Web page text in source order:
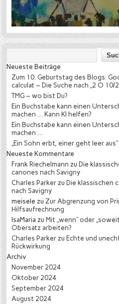
Neueste Beiträge
Zum 10. Geburtstag des Blogs:
calculat – Die Suche nach „2 O 10/
TMG – wo bist Du?
Ein Buchstabe kann einen
machen … Kann KI helfen?
Ein Buchstabe kann einen
machen …
„Ein Sohn erbt, einer geht leer aus“
Neueste Kommentare
Frank Riechelmann zu Die
canones nach Savigny
Charles Parker zu Die klassischen
nach Savigny
meisele zu Zur Abgrenzung von
Hilfsaufrechnung
IsaMaria zu Mit „wenn“ oder
Obersatz arbeiten?
Charles Parker zu Echte und
Rückwirkung
Archiv
November 2024
Oktober 2024
September 2024
August 2024